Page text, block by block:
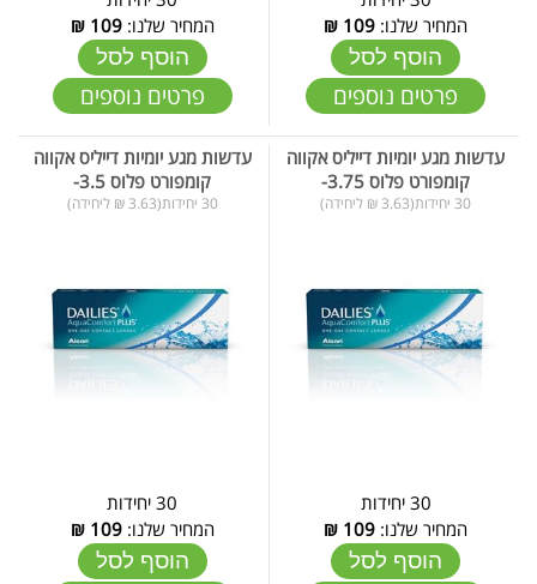
המחיר שלנו: 109
₪
הוסף לסל
פרטים נוספים
המחיר שלנו:109
₪
הוסף לסל
פרטים נוספים
עדשות מגע יומיות דייליס אקווה
קומפורט פלוס 3.75-
30 יחידות(3.63 ₪ ליחידה)
30 יחידות
המחיר שלנו: 109
₪
הוסף לסל
עדשות מגע יומיות דייליס אקווה
קומפורט פלוס 3.5-
30 יחידות(3.63 ₪ ליחידה)
30 יחידות
המחיר שלנו:109
₪
הוסף לסל